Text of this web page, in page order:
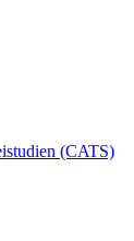
(CATS)